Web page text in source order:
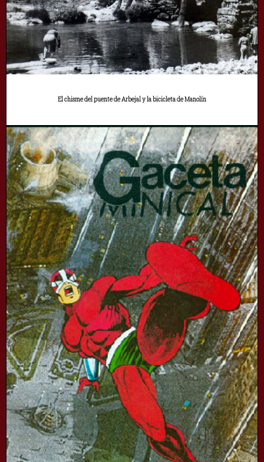
El chisme del puente de Arbejal y la bicicleta de Manolín